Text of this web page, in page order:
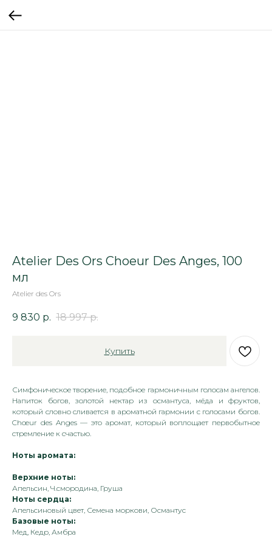
Atelier Des Ors Choeur Des Anges, 100
мл
Atelier des Ors
9 830 р. 18 997 р.
Купить
Симфоническое творение, подобное гармоничным голосам ангелов.
Напиток богов, золотой нектар из османтуса, мёда и фруктов,
который словно сливается в ароматной гармонии с голосами богов.
Chœur des Anges — это аромат, который воплощает первобытное
стремление к счастью.
Ноты аромата:
Верхние ноты:
Апельсин, Ч.смородина, Груша
Ноты сердца:
Апельсиновый цвет, Семена моркови, Османтус
Базовые ноты:
Мед, Кедр, Амбра